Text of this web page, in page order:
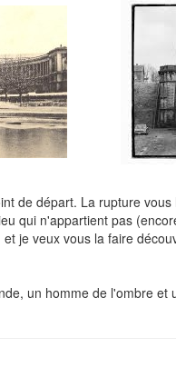
de départ. La rupture
qui n'appartient pas
je veux vous la faire
un homme de l'ombre